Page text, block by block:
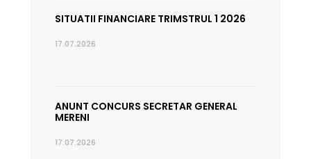
SITUATII FINANCIARE TRIMSTRUL 1 2026
17.07.2026
ANUNT CONCURS SECRETAR GENERAL
MERENI
17.07.2026